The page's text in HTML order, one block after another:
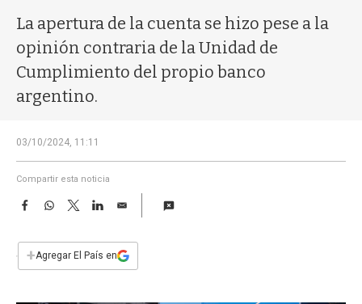
La apertura de la cuenta se hizo pese a la
opinión contraria de la Unidad de
Cumplimiento del propio banco
argentino.
03/10/2024, 11:11
Compartir esta noticia
F
e
b
W
s
T
w
t
L
E
i
l
+Agregar El País en